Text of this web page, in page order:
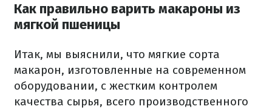
Как правильно варить макароны из
мягкой пшеницы
Итак, мы выяснили, что мягкие сорта
макарон, изготовленные на современном
оборудовании, с жестким контролем
качества сырья, всего производственного